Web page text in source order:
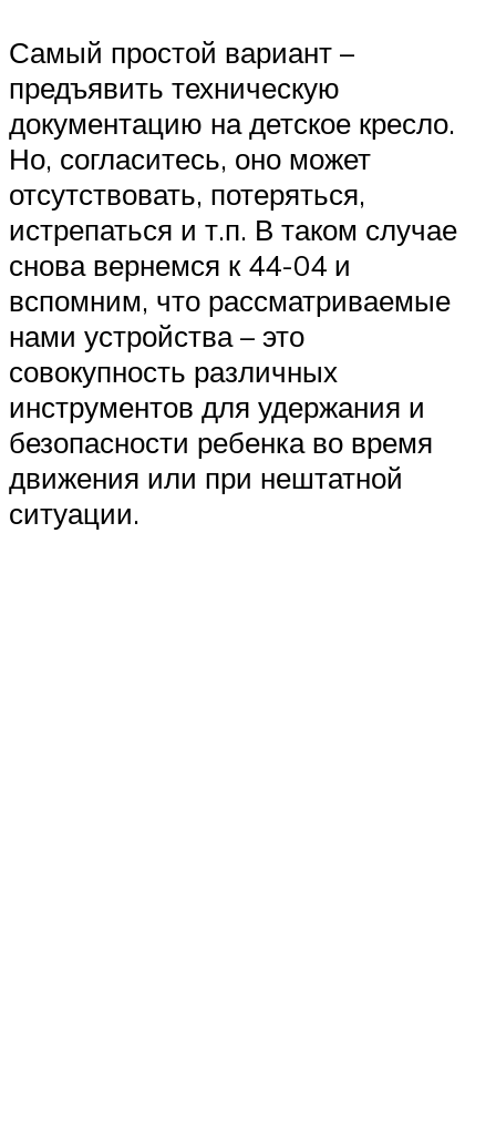
Самый простой вариант –
предъявить техническую
документацию на детское кресло.
Но, согласитесь, оно может
отсутствовать, потеряться,
истрепаться и т.п. В таком случае
снова вернемся к 44-04 и
вспомним, что рассматриваемые
нами устройства – это
совокупность различных
инструментов для удержания и
безопасности ребенка во время
движения или при нештатной
ситуации.